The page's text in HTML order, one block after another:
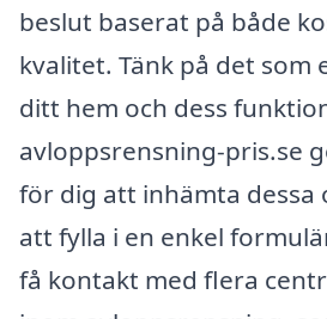
beslut baserat på både
kvalitet. Tänk på det som
ditt hem och dess
avloppsrensning-pris.se
för dig att inhämta dessa
att fylla i en enkel
få kontakt med flera